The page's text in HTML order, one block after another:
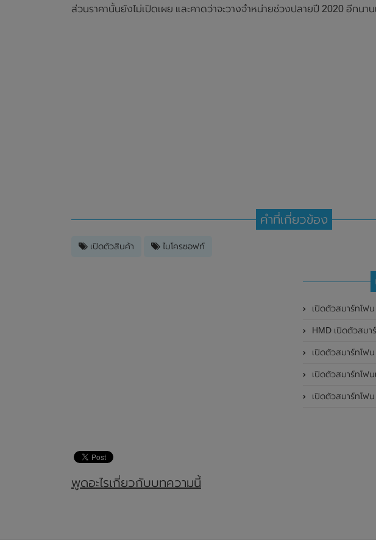
ส่วนราคานั้นยังไม่เปิดเผย และคาดว่าจะวางจำหน่ายช่วงปลายปี 2020 อีกนา
คำที่เกี่ยวข้อง
เปิดตัวสินค้า ไมโครซอฟท์
เปิดตัวสมาร์ทโฟน Vivo Y300 Pro อย่างเป็นทางการแ
HMD เปิดตัวสมาร์ทโฟนฝาพั
เปิดตัวสมาร์ทโฟน Vivo
เปิดตัวสมาร์ทโฟนเกมมิ่ง
เปิดตัวสมาร์ทโฟน Realme
พูดอะไรเกี่ยวกับบทความนี้